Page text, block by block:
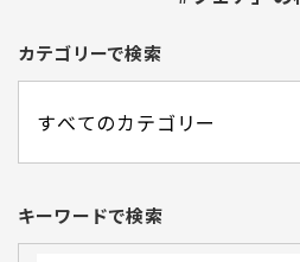
カテゴリーで検索
キーワードで検索